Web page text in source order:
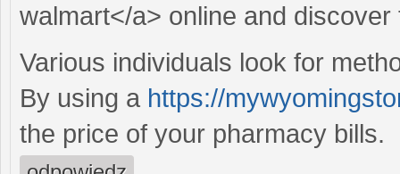
walmart</a> online and discover
Various individuals look for
By using a https://
the price of your pharmacy bills.